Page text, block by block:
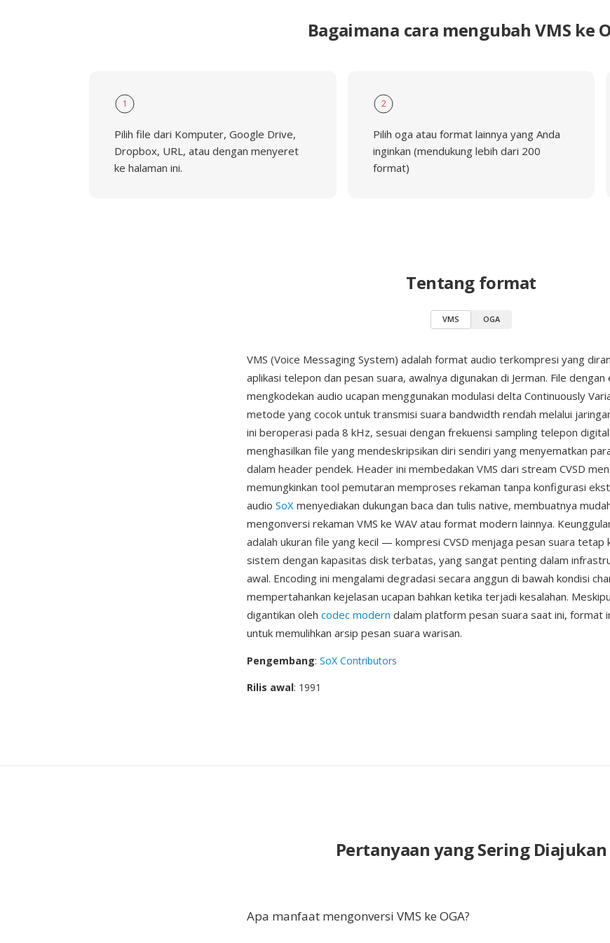
Bagaimana cara mengubah VMS ke
1
Pilih file dari Komputer, Google Drive,
Dropbox, URL, atau dengan menyeret
ke halaman ini.
2
Pilih oga atau format lainnya yang Anda
inginkan (mendukung lebih dari 200
format)
Tentang format
VMS OGA
VMS (Voice Messaging System) adalah format audio terkompresi yang
aplikasi telepon dan pesan suara, awalnya digunakan di Jerman. File
mengkodekan audio ucapan menggunakan modulasi delta Continuously
metode yang cocok untuk transmisi suara bandwidth rendah melalui
ini beroperasi pada 8 kHz, sesuai dengan frekuensi sampling telepon
menghasilkan file yang mendeskripsikan diri sendiri yang menyematkan
dalam header pendek. Header ini membedakan VMS dari stream CVSD
memungkinkan tool pemutaran memproses rekaman tanpa konfigurasi
audio SoX menyediakan dukungan baca dan tulis native, membuatnya
mengonversi rekaman VMS ke WAV atau format modern lainnya.
adalah ukuran file yang kecil — kompresi CVSD menjaga pesan suara tetap
sistem dengan kapasitas disk terbatas, yang sangat penting dalam
awal. Encoding ini mengalami degradasi secara anggun di bawah kondisi
mempertahankan kejelasan ucapan bahkan ketika terjadi kesalahan.
digantikan oleh codec modern dalam platform pesan suara saat ini, format
untuk memulihkan arsip pesan suara warisan.
Pengembang: SoX Contributors
Rilis awal: 1991
Pertanyaan yang Sering Diajukan
Apa manfaat mengonversi VMS ke OGA?